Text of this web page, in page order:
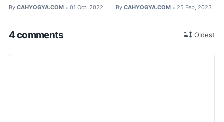
By CAHYOGYA.COM • 01 Oct, 2022 By CAHYOGYA.COM • 25 Feb, 2023
4 comments Oldest